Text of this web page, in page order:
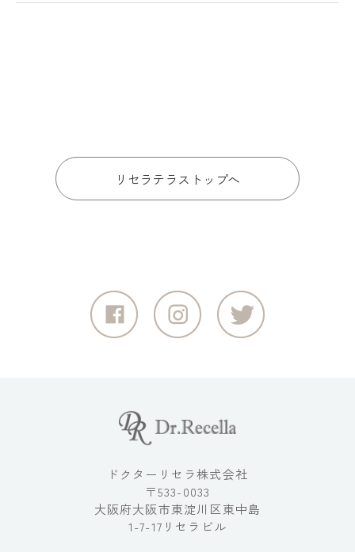
リセラテラストップへ
ドクターリセラ株式会社
〒533-0033
大阪府大阪市東淀川区東中島
1-7-17リセラビル